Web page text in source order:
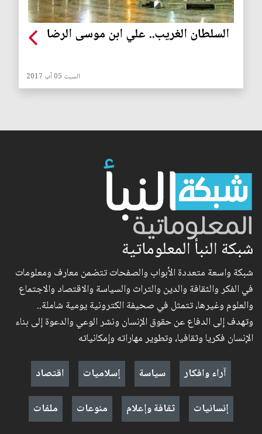
السلطان الغريب.. علي ابن موسى الرضا
السبت 05 آب 2017
شبكة النبأ المعلوماتية
شبكة واسعة متعددة الأبواب والصفحات تتضمن معارف ومعلومات
في الفكر والثقافة والدين والتراث والسياسة والاقتصاد والاجتماع
والعلوم وغيرها، تتمثل في صحيفة الكترونية يومية شاملة..
وتهدف إلى الدفاع عن حقوق الإنسان ونشر الوعي والدعوة إلى بناء
الإنسان فكريا وثقافيا، وتطوير مهاراته وإمكانياته
آراء وافكار
سياسة إسلاميات
اقتصاد
إنسانيات
ثقافة وإعلام منوعات ملفات